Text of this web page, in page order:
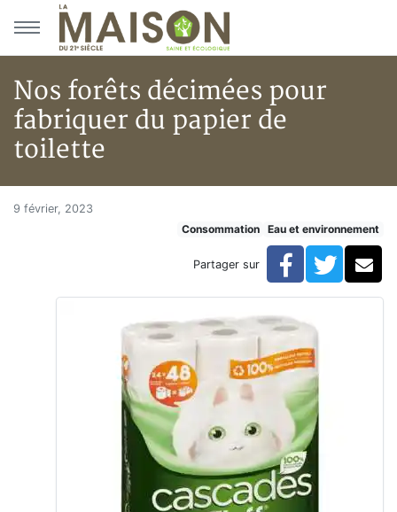
Aller au menu principal
Aller au contenu principal
Nos forêts décimées pour
fabriquer du papier de
toilette
Accueil
Nos forêts décimées pour fabriquer du papier de
Nos forêts décimées pour
9 février, 2023
Consommation
Eau et environnement
Partager sur Facebook